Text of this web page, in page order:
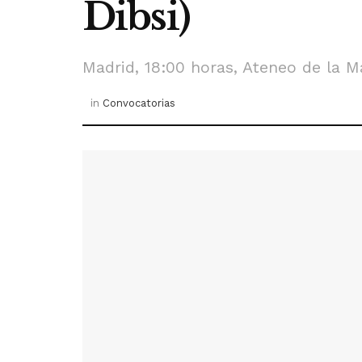
Dibsi)
Madrid, 18:00 horas, Ateneo de la
in Convocatorias